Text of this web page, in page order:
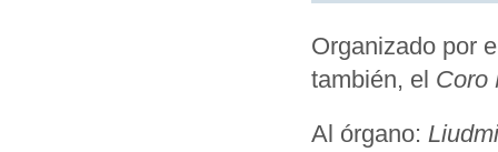
Organizado por
también, el Coro
Al órgano: